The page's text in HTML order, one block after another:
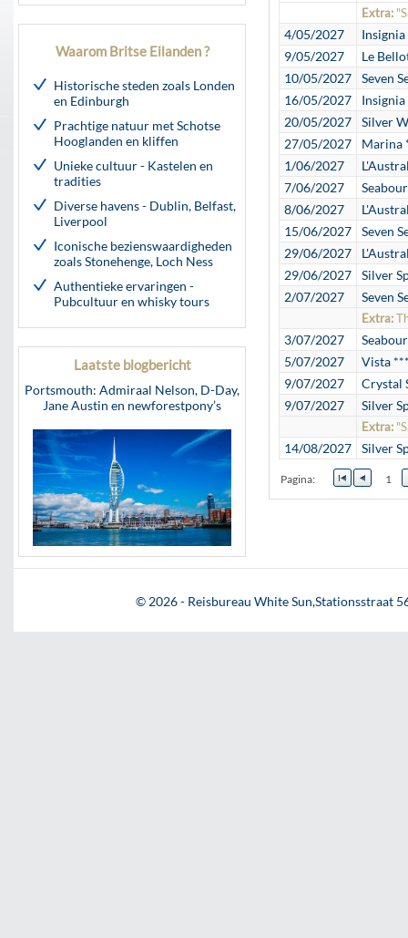
Waarom Britse Eilanden ?
Historische steden zoals Londen
en Edinburgh
Prachtige natuur met Schotse
Hooglanden en kliffen
Unieke cultuur - Kastelen en
tradities
Diverse havens - Dublin, Belfast,
Liverpool
Iconische bezienswaardigheden
zoals Stonehenge, Loch Ness
Authentieke ervaringen -
Pubcultuur en whisky tours
Laatste blogbericht
Portsmouth: Admiraal Nelson, D-Day,
Jane Austin en newforestpony’s
Extra:
4/05/2027
9/05/2027
Le
10/05/2027
Seven
16/05/2027
20/05/2027
Silver
27/05/2027
Marina
1/06/2027
7/06/2027
8/06/2027
15/06/2027
Seven
29/06/2027
29/06/2027
Silver
2/07/2027
Seven
Extra:
3/07/2027
5/07/2027
Vista
9/07/2027
Crystal
9/07/2027
Silver
Extra:
14/08/2027 Silver
Pagina: 1
© 2026 - Reisbureau White Sun,Stationsstraat